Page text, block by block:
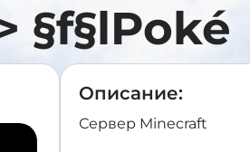
§f§lPoké
Описание:
Сервер Minecraft